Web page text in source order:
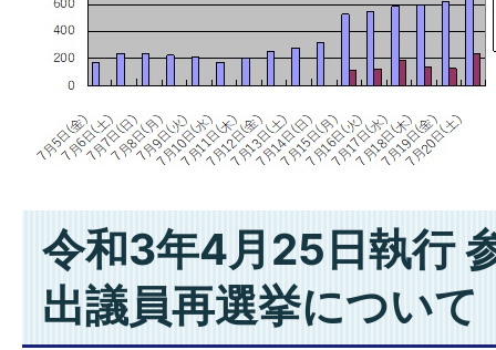
令和3年4月25日執行
出議員再選挙について